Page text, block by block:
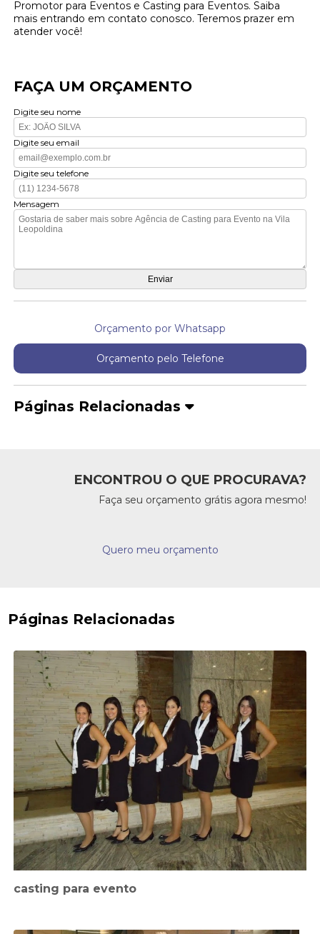
Promotor para Eventos e Casting para Eventos. Saiba
mais entrando em contato conosco. Teremos prazer em
atender você!
FAÇA UM ORÇAMENTO
Digite seu nome
Digite seu email
Digite seu telefone
Mensagem
Orçamento por Whatsapp
Orçamento pelo Telefone
Páginas Relacionadas
ENCONTROU O QUE PROCURAVA?
Faça seu orçamento grátis agora mesmo!
Quero meu orçamento
Páginas Relacionadas
casting para evento